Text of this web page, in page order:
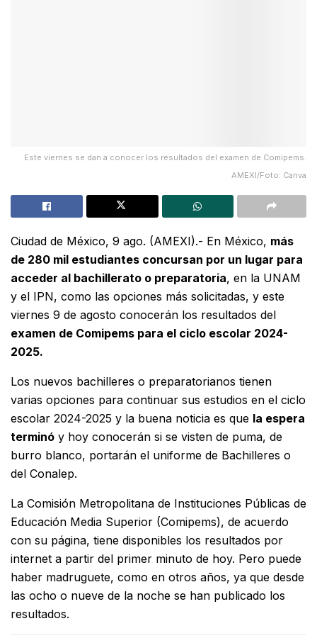
Este viernes se dan a conocer los resultados del examen de Comipems.
AMEXI/Foto: Canva
Ciudad de México, 9 ago. (AMEXI).- En México, más
de 280 mil estudiantes concursan por un lugar para
acceder al bachillerato o preparatoria, en la UNAM
y el IPN, como las opciones más solicitadas, y este
viernes 9 de agosto conocerán los resultados del
examen de Comipems para el ciclo escolar 2024-
2025.
Los nuevos bachilleres o preparatorianos tienen
varias opciones para continuar sus estudios en el ciclo
escolar 2024-2025 y la buena noticia es que la espera
terminó y hoy conocerán si se visten de puma, de
burro blanco, portarán el uniforme de Bachilleres o
del Conalep.
La Comisión Metropolitana de Instituciones Públicas de
Educación Media Superior (Comipems), de acuerdo
con su página, tiene disponibles los resultados por
internet a partir del primer minuto de hoy. Pero puede
haber madruguete, como en otros años, ya que desde
las ocho o nueve de la noche se han publicado los
resultados.